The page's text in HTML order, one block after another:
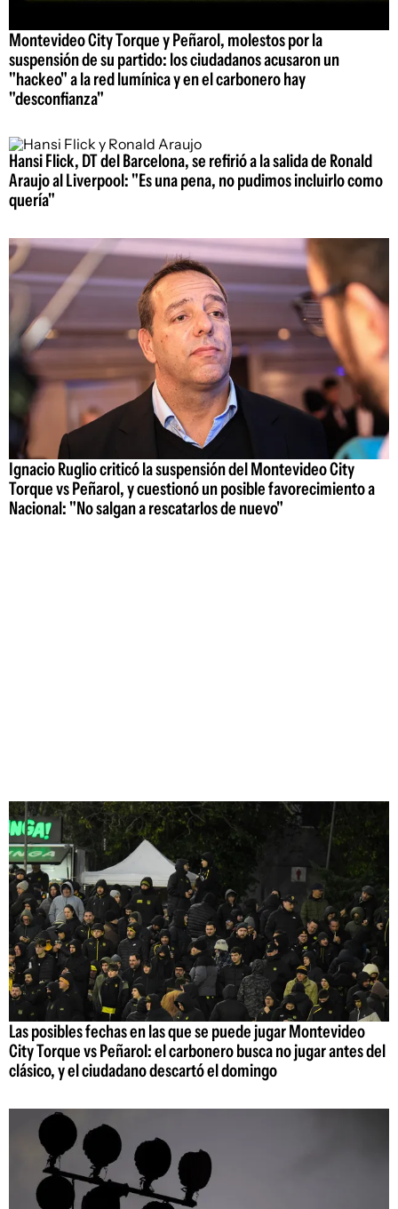
Montevideo City Torque y Peñarol, molestos por la
suspensión de su partido: los ciudadanos acusaron un
"hackeo" a la red lumínica y en el carbonero hay
"desconfianza"
Hansi Flick, DT del Barcelona, se refirió a la salida de Ronald
Araujo al Liverpool: "Es una pena, no pudimos incluirlo como
quería"
Ignacio Ruglio criticó la suspensión del Montevideo City
Torque vs Peñarol, y cuestionó un posible favorecimiento a
Nacional: "No salgan a rescatarlos de nuevo"
Las posibles fechas en las que se puede jugar Montevideo
City Torque vs Peñarol: el carbonero busca no jugar antes del
clásico, y el ciudadano descartó el domingo